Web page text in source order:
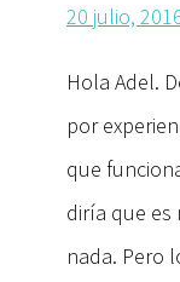
20 julio,
Hola Adel.
por
que
diría que es
nada. Pero